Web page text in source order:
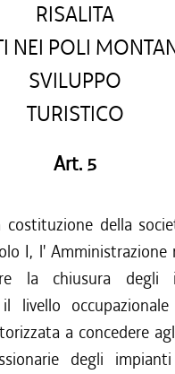
RISALITA
NEI POLI
SVILUPPO
TURISTICO
Art. 5
della
I, l' Amministrazione
la chiusura degli
il livello
a concedere
degli